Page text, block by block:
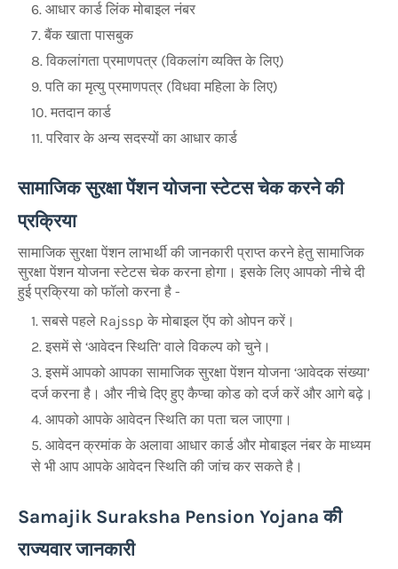
आधार कार्ड लिंक मोबाइल नंबर
बैंक खाता पासबुक
विकलांगता प्रमाणपत्र (विकलांग व्यक्ति के लिए)
पति का मृत्यु प्रमाणपत्र (विधवा महिला के लिए)
मतदान कार्ड
परिवार के अन्य सदस्यों का आधार कार्ड
सामाजिक सुरक्षा पेंशन योजना स्टेटस चेक करने की
प्रक्रिया
सामाजिक सुरक्षा पेंशन लाभार्थी की जानकारी प्राप्त करने हेतु सामाजिक
सुरक्षा पेंशन योजना स्टेटस चेक करना होगा। इसके लिए आपको नीचे दी
हुई प्रक्रिया को फॉलो करना है -
सबसे पहले Rajssp के मोबाइल ऍप को ओपन करें।
इसमें से ‘आवेदन स्थिति’ वाले विकल्प को चुने।
इसमें आपको आपका सामाजिक सुरक्षा पेंशन योजना ‘आवेदक संख्या’
दर्ज करना है। और नीचे दिए हुए कैप्चा कोड को दर्ज करें और आगे बढ़े।
आपको आपके आवेदन स्थिति का पता चल जाएगा।
आवेदन क्रमांक के अलावा आधार कार्ड और मोबाइल नंबर के माध्यम
से भी आप आपके आवेदन स्थिति की जांच कर सकते है।
Samajik Suraksha Pension Yojana की
राज्यवार जानकारी